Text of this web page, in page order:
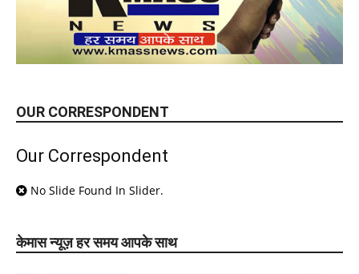
OUR CORRESPONDENT
Our Correspondent
No Slide Found In Slider.
केमास न्यूज़ हर समय आपके साथ